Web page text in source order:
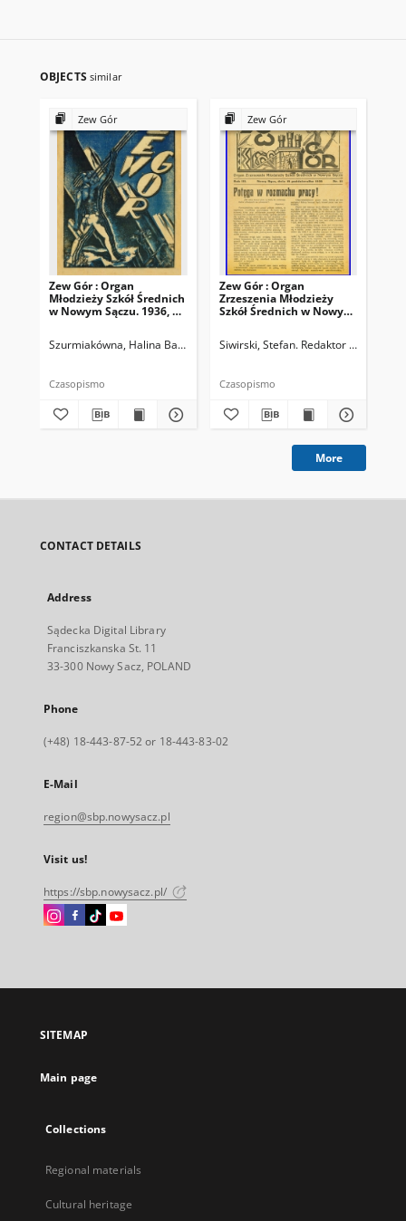
OBJECTS similar
Zew Gór
Zew Gór : Organ
Młodzieży Szkół Średnich
w Nowym Sączu. 1936, R.
Szurmiakówna, Halina Barbara (1920-1945). Redaktor naczelny
Czasopismo
Zew Gór
Zew Gór : Organ
Zrzeszenia Młodzieży
Szkół Średnich w Nowym
Siwirski, Stefan. Redaktor naczelny
Czasopismo
More
CONTACT DETAILS
Address
Sądecka Digital Library
Franciszkanska St. 11
33-300 Nowy Sacz, POLAND
Phone
(+48) 18-443-87-52 or 18-443-83-02
E-Mail
region@sbp.nowysacz.pl
Visit us!
https://sbp.nowysacz.pl/
Instagram
open
new
Facebook
open
new
Instagram
open
new
Instagram
open
SITEMAP
Main page
Collections
Regional materials
Cultural heritage